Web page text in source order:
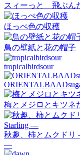
スィーっと 飛ぶん
ほっぺ色の収穫
鳥の壁紙と花の帽子
tropicalbirdsour
梅とメジロとキツネ
秋趣、柿とムクドリ
―